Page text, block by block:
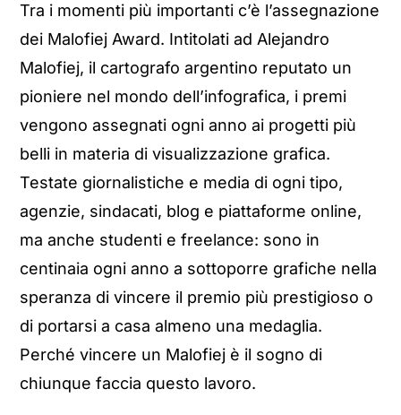
Tra i momenti più importanti c’è l’assegnazione
dei Malofiej Award. Intitolati ad Alejandro
Malofiej, il cartografo argentino reputato un
pioniere nel mondo dell’infografica, i premi
vengono assegnati ogni anno ai progetti più
belli in materia di visualizzazione grafica.
Testate giornalistiche e media di ogni tipo,
agenzie, sindacati, blog e piattaforme online,
ma anche studenti e freelance: sono in
centinaia ogni anno a sottoporre grafiche nella
speranza di vincere il premio più prestigioso o
di portarsi a casa almeno una medaglia.
Perché vincere un Malofiej è il sogno di
chiunque faccia questo lavoro.